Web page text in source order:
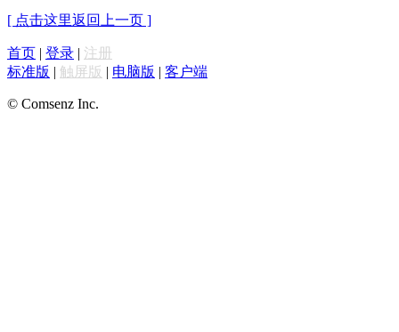
[ 点击这里返回上一页 ]
首页 | 登录 | 注册
标准版 | 触屏版 | 电脑版 | 客户端
© Comsenz Inc.